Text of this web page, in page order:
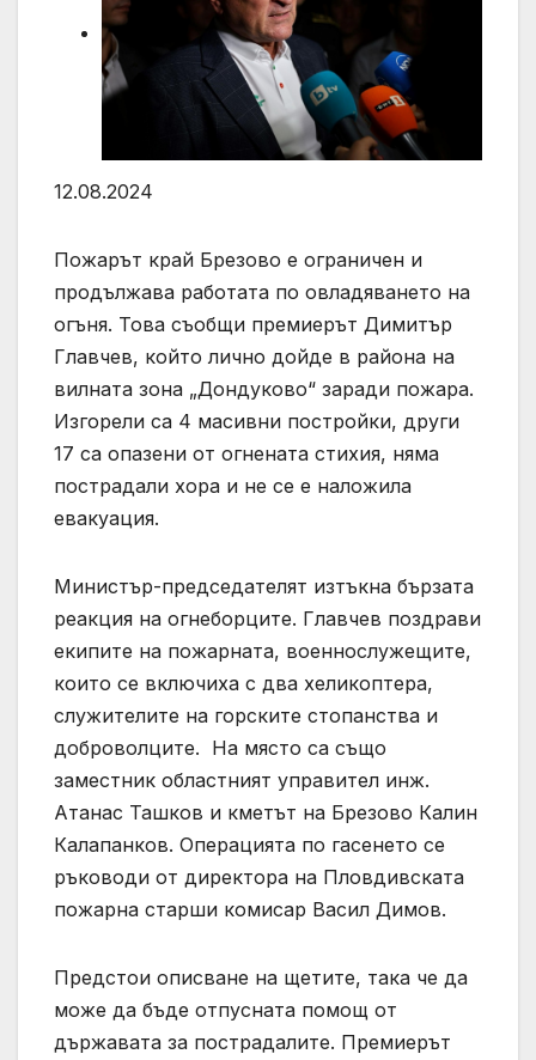
12.08.2024
Пожарът край Брезово е ограничен и
продължава работата по овладяването на
огъня. Това съобщи премиерът Димитър
Главчев, който лично дойде в района на
вилната зона „Дондуково“ заради пожара.
Изгорели са 4 масивни постройки, други
17 са опазени от огнената стихия, няма
пострадали хора и не се е наложила
евакуация.
Министър-председателят изтъкна бързата
реакция на огнеборците. Главчев поздрави
екипите на пожарната, военнослужещите,
които се включиха с два хеликоптера,
служителите на горските стопанства и
доброволците. На място са също
заместник областният управител инж.
Атанас Ташков и кметът на Брезово Калин
Калапанков. Операцията по гасенето се
ръководи от директора на Пловдивската
пожарна старши комисар Васил Димов.
Предстои описване на щетите, така че да
може да бъде отпусната помощ от
държавата за пострадалите. Премиерът